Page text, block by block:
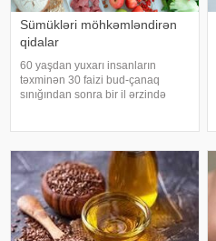
Sümükləri möhkəmləndirən
qidalar
60 yaşdan yuxarı insanların
təxminən 30 faizi bud-çanaq
sınığından sonra bir il ərzində
riskini azaltmaq üçün kalsium, D
vitamini, zülal